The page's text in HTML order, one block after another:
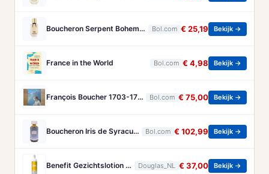
Boucheron Serpent Boheme Eau de parfum spray 30 ml Bol.com € 25,19 Bekijk →
France in the World Bol.com € 4,98 Bekijk →
François Boucher 1703-1770 - Brandt, Christa Bol.com € 75,00 Bekijk →
Boucheron Iris de Syracuse - 125 ml - eau de parfum spray - damesparfum Bol.com € 102,99 Bekijk →
Benefit Gezichtslotion The POREfessional Gezichtstoner Unisex 133ml Douglas_NL € 37,00 Bekijk →